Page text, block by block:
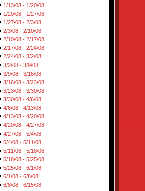
1/13/08 - 1/20/08
1/20/08 - 1/27/08
1/27/08 - 2/3/08
2/3/08 - 2/10/08
2/10/08 - 2/17/08
2/17/08 - 2/24/08
2/24/08 - 3/2/08
3/2/08 - 3/9/08
3/9/08 - 3/16/08
3/16/08 - 3/23/08
3/23/08 - 3/30/08
3/30/08 - 4/6/08
4/6/08 - 4/13/08
4/13/08 - 4/20/08
4/20/08 - 4/27/08
4/27/08 - 5/4/08
5/4/08 - 5/11/08
5/11/08 - 5/18/08
5/18/08 - 5/25/08
5/25/08 - 6/1/08
6/1/08 - 6/8/08
6/8/08 - 6/15/08